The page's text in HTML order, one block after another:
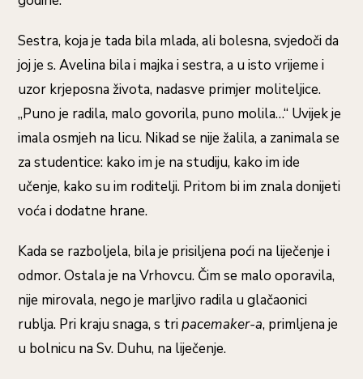
Sestra, koja je tada bila mlada, ali bolesna, svjedoči da
joj je s. Avelina bila i majka i sestra, a u isto vrijeme i
uzor krjeposna života, nadasve primjer moliteljice.
„Puno je radila, malo govorila, puno molila…“ Uvijek je
imala osmjeh na licu. Nikad se nije žalila, a zanimala se
za studentice: kako im je na studiju, kako im ide
učenje, kako su im roditelji. Pritom bi im znala donijeti
voća i dodatne hrane.
Kada se razboljela, bila je prisiljena poći na liječenje i
odmor. Ostala je na Vrhovcu. Čim se malo oporavila,
nije mirovala, nego je marljivo radila u glačaonici
rublja. Pri kraju snaga, s tripacemaker-a, primljena je
u bolnicu na Sv. Duhu, na liječenje.